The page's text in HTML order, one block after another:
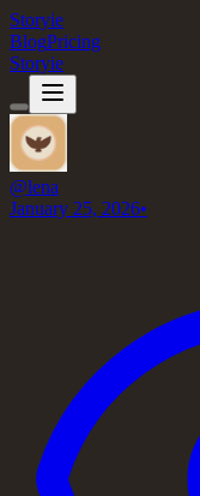
Storyie
BlogPricing
Storyie
@lena
January 25, 2026•